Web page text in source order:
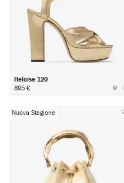
Heloise 120
895 €
Nuova Stagione